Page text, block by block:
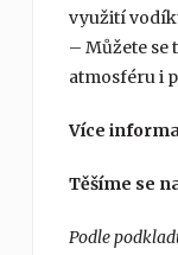
využití
– Můžete se
atmosféru i
Více
Těšíme se
Podle